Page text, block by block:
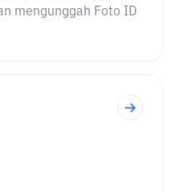
mengunggah Foto ID